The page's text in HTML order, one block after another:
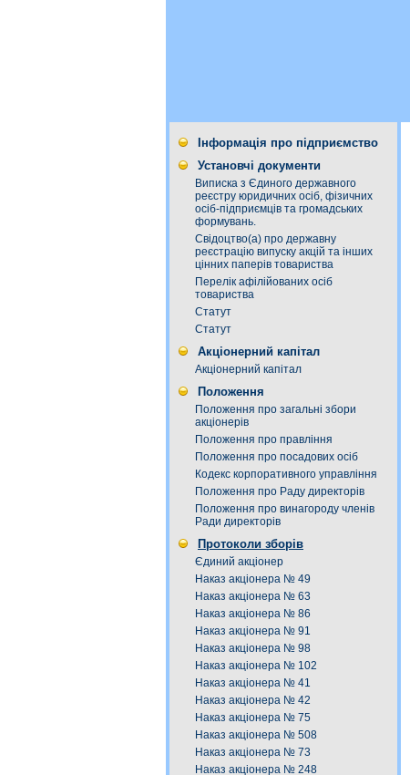
Інформація про підприємство
Установчі документи
Виписка з Єдиного державного
реєстру юридичних осіб, фізичних
осіб-підприємців та громадських
формувань.
Свідоцтво(а) про державну
реєстрацію випуску акцій та інших
цінних паперів товариства
Перелік афілійованих осіб
товариства
Статут
Статут
Акціонерний капітал
Акціонерний капітал
Положення
Положення про загальні збори
акціонерів
Положення про правління
Положення про посадових осіб
Кодекс корпоративного управління
Положення про Раду директорів
Положення про винагороду членів
Ради директорів
Протоколи зборів
Єдиний акціонер
Наказ акціонера № 49
Наказ акціонера № 63
Наказ акціонера № 86
Наказ акціонера № 91
Наказ акціонера № 98
Наказ акціонера № 102
Наказ акціонера № 41
Наказ акціонера № 42
Наказ акціонера № 75
Наказ акціонера № 508
Наказ акціонера № 73
Наказ акціонера № 248